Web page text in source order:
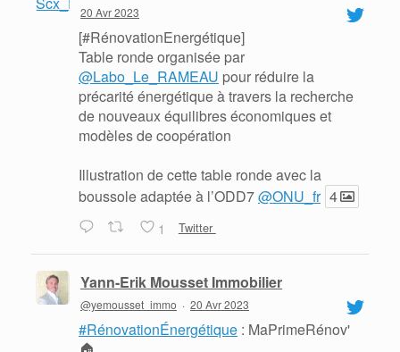
20 Avr 2023
[#RénovationEnergétique]
Table ronde organisée par
@Labo_Le_RAMEAU pour réduire la
précarité énergétique à travers la recherche
de nouveaux équilibres économiques et
modèles de coopération
Illustration de cette table ronde avec la
boussole adaptée à l’ODD7@ONU_fr 4
1 Twitter
Yann-Erik Mousset Immobilier
@yemousset_immo · 20 Avr 2023
#RénovationÉnergétique : MaPrimeRénov'